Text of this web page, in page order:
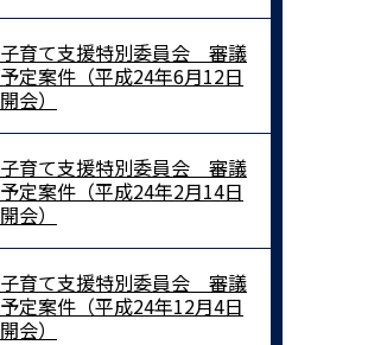
子育て支援特別委員会 審議
予定案件（平成24年6月12日
開会）
子育て支援特別委員会 審議
予定案件（平成24年2月14日
開会）
子育て支援特別委員会 審議
予定案件（平成24年12月4日
開会）